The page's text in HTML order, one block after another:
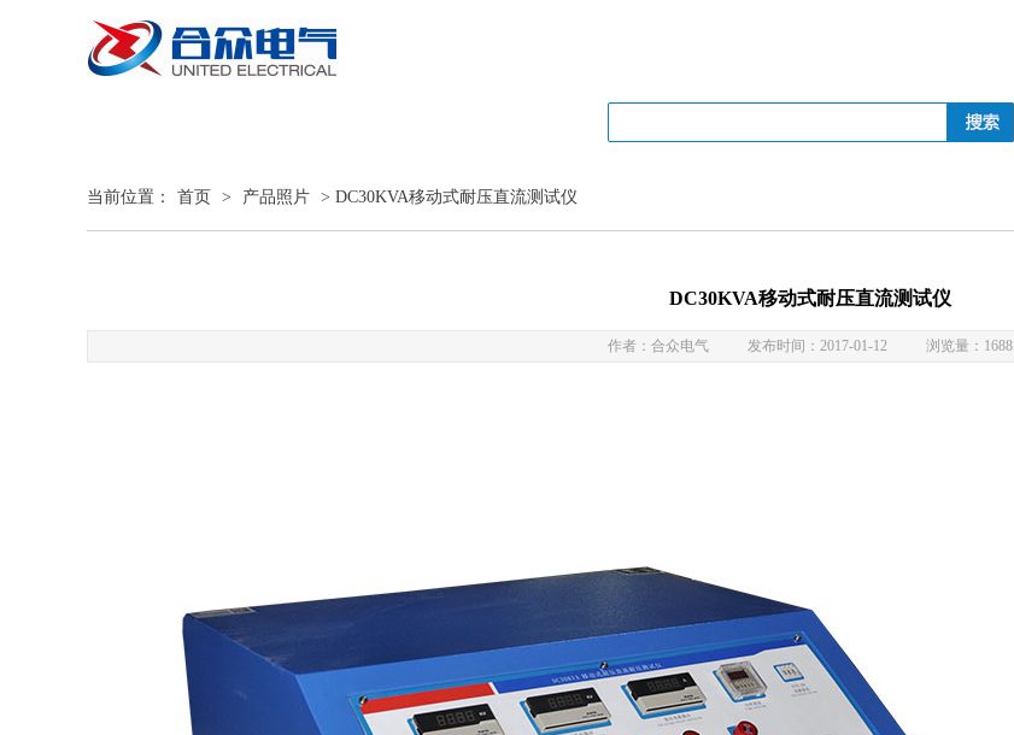
当前位置： 首页 > 产品照片 > DC30KVA移动式耐压直流测试仪
DC30KVA移动式耐压直流测试仪
作者：合众电气 发布时间：2017-01-12 浏览量：1688